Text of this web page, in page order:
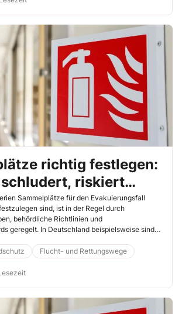
Sie im Folgenden, wie Sie die gesetzlichen
und welche Maßnahmen für einen effektiven
sind.
richtig festlegen:
riskiert
Sammelplätze für den Evakuierungsfall
sind, ist in der Regel durch
behördliche Richtlinien und
geregelt. In Deutschland beispielsweise sind
jeweiligen Landes- und kommunalen
verankert. Diese Pläne berücksichtigen
Kapazität, Schutz vor Gefahren und die
Flucht- und Rettungswege